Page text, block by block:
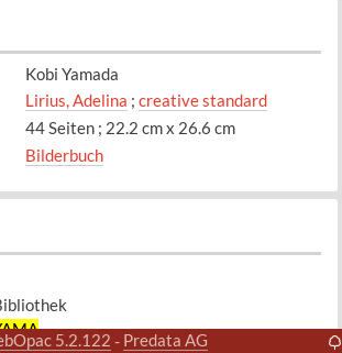
Kobi Yamada
Lirius, Adelina ; creative standard
44 Seiten ; 22.2 cm x 26.6 cm
Bilderbuch
5.2.122 - Predata AG